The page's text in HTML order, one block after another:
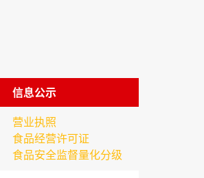
信息公示
营业执照
食品经营许可证
食品安全监督量化分级